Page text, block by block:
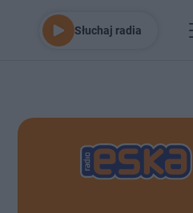
Słuchaj radia